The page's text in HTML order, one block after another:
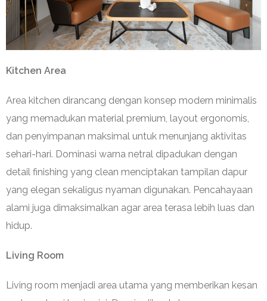
Kitchen Area
Area kitchen dirancang dengan konsep modern minimalis
yang memadukan material premium, layout ergonomis,
dan penyimpanan maksimal untuk menunjang aktivitas
sehari-hari. Dominasi warna netral dipadukan dengan
detail finishing yang clean menciptakan tampilan dapur
yang elegan sekaligus nyaman digunakan. Pencahayaan
alami juga dimaksimalkan agar area terasa lebih luas dan
hidup.
Living Room
Living room menjadi area utama yang memberikan kesan